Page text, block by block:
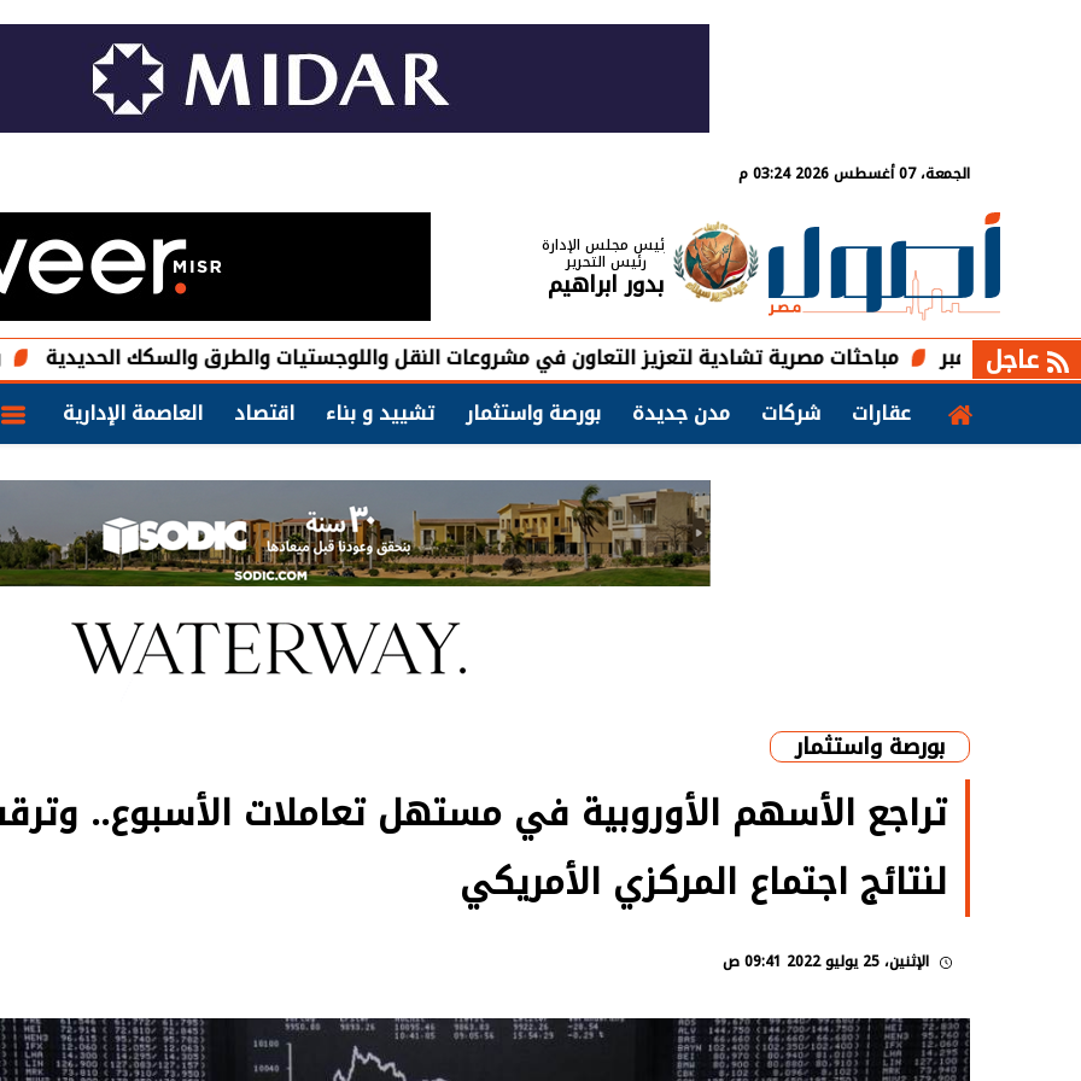
الجمعة، 07 أغسطس 2026 03:24 م
رئيس مجلس الإدارة
رئيس التحرير
بدور ابراهيم
عاجل وزيرة
مباحثات مصرية تشادية لتعزيز التعاون في مشروعات النقل واللوجستيات والطرق والسكك الحديدية
عقارات
شركات مدن جديدة بورصة واستثمار تشييد و بناء اقتصاد العاصمة الإدارية
بورصة واستثمار
تراجع الأسهم الأوروبية في مستهل تعاملات الأسبوع..
لنتائج اجتماع المركزي الأمريكي
الإثنين، 25 يوليو 2022 09:41 ص